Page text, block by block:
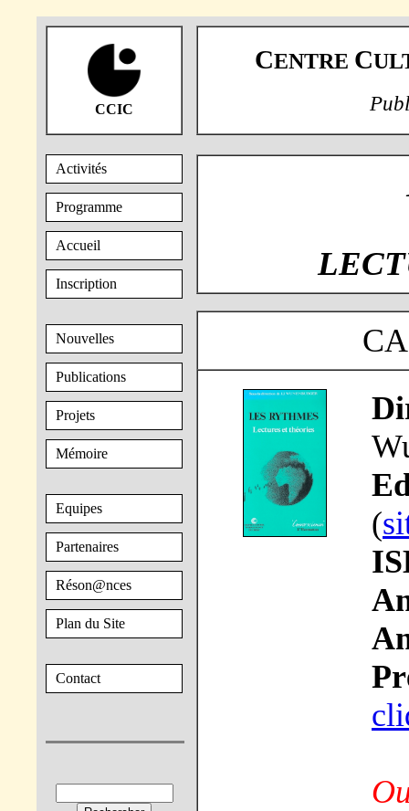
CCIC
CENTRE C
Activités
Programme
Accueil
Inscription
Nouvelles
Publications
Projets
Mémoire
Equipes
Partenaires
Réson@nces
Plan du Site
Contact
(